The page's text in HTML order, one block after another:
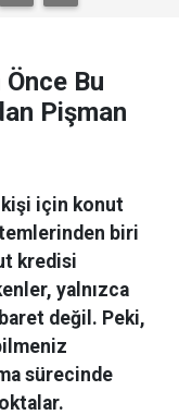
Bu
Pişman
kişi için konut
biri
kredisi
yalnızca
değil. Peki,
sürecinde